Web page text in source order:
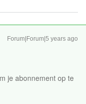
Forum|Forum|5 years ago
je abonnement op te